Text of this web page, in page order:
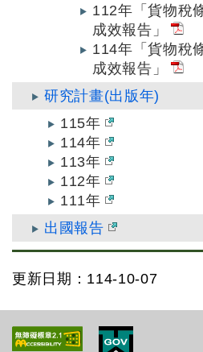
112年「貨物稅
成效報告」
114年「貨物稅
成效報告」
研究計畫(出版年)
115年
114年
113年
112年
111年
出國報告
更新日期：114-10-07